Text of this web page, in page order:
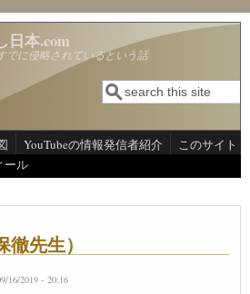
日本.com
でに侵略されているという話
検索フォーム
検索
YouTubeの情報発信者紹介
このサイト
ール
先生）
16/2019 - 20:16